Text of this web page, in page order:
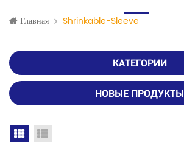
Главная Shrinkable-Sleeve
КАТЕГОРИИ
НОВЫЕ ПРОДУКТЫ
Grid View